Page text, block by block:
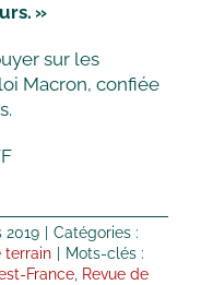
»
sur les
Macron, confiée
2019
Catégories :
terrain
Mots-clés :
France, Revue de